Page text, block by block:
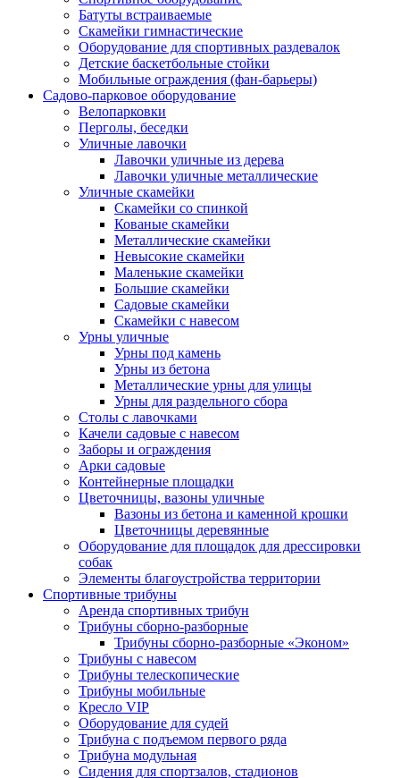
Батуты встраиваемые
Скамейки гимнастические
Оборудование для спортивных раздевалок
Детские баскетбольные стойки
Мобильные ограждения (фан-барьеры)
Садово-парковое оборудование
Велопарковки
Перголы, беседки
Уличные лавочки
Лавочки уличные из дерева
Лавочки уличные металлические
Уличные скамейки
Скамейки со спинкой
Кованые скамейки
Металлические скамейки
Невысокие скамейки
Маленькие скамейки
Большие скамейки
Садовые скамейки
Скамейки с навесом
Урны уличные
Урны под камень
Урны из бетона
Металлические урны для улицы
Урны для раздельного сбора
Столы с лавочками
Качели садовые с навесом
Заборы и ограждения
Арки садовые
Контейнерные площадки
Цветочницы, вазоны уличные
Вазоны из бетона и каменной крошки
Цветочницы деревянные
Оборудование для площадок для дрессировки
собак
Элементы благоустройства территории
Спортивные трибуны
Аренда спортивных трибун
Трибуны сборно-разборные
Трибуны сборно-разборные «Эконом»
Трибуны с навесом
Трибуны телескопические
Трибуны мобильные
Кресло VIP
Оборудование для судей
Трибуна с подъемом первого ряда
Трибуна модульная
Сидения для спортзалов, стадионов